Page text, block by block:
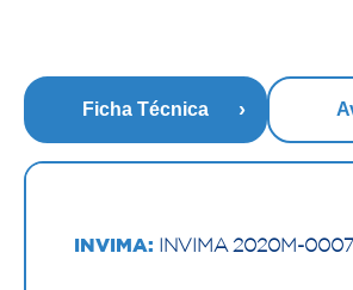
Ficha Técnica
INVIMA: INVIMA 2020M-